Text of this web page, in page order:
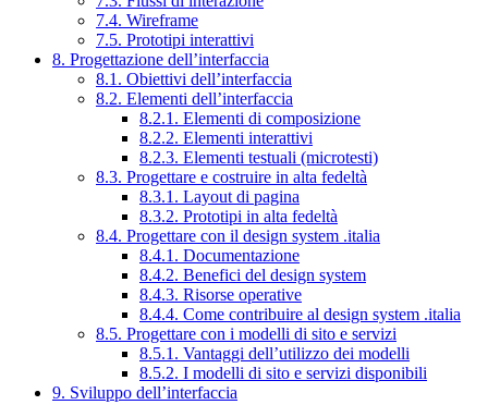
7.4. Wireframe
7.5. Prototipi interattivi
8. Progettazione dell’interfaccia
8.1. Obiettivi dell’interfaccia
8.2. Elementi dell’interfaccia
8.2.1. Elementi di composizione
8.2.2. Elementi interattivi
8.2.3. Elementi testuali (microtesti)
8.3. Progettare e costruire in alta fedeltà
8.3.1. Layout di pagina
8.3.2. Prototipi in alta fedeltà
8.4. Progettare con il design system .italia
8.4.1. Documentazione
8.4.2. Benefici del design system
8.4.3. Risorse operative
8.4.4. Come contribuire al design system .italia
8.5. Progettare con i modelli di sito e servizi
8.5.1. Vantaggi dell’utilizzo dei modelli
8.5.2. I modelli di sito e servizi disponibili
9. Sviluppo dell’interfaccia